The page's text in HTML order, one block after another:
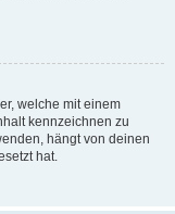
welche mit einem
kennzeichnen zu
hängt von deinen
hat.